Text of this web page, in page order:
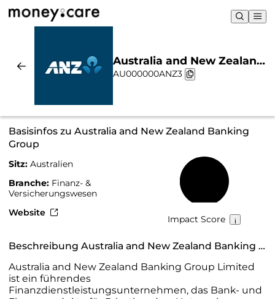
Australia and New Zealand
Banking Group |
AU000000ANZ3
Basisinfos zu Australia and New Zealand Banking
Group
Sitz: Australien
Branche: Finanz- &
Versicherungswesen
Website
Impact Score
Beschreibung Australia and New Zealand Banking Group
Australia and New Zealand Banking Group Limited
ist ein führendes
Finanzdienstleistungsunternehmen, das Bank- und